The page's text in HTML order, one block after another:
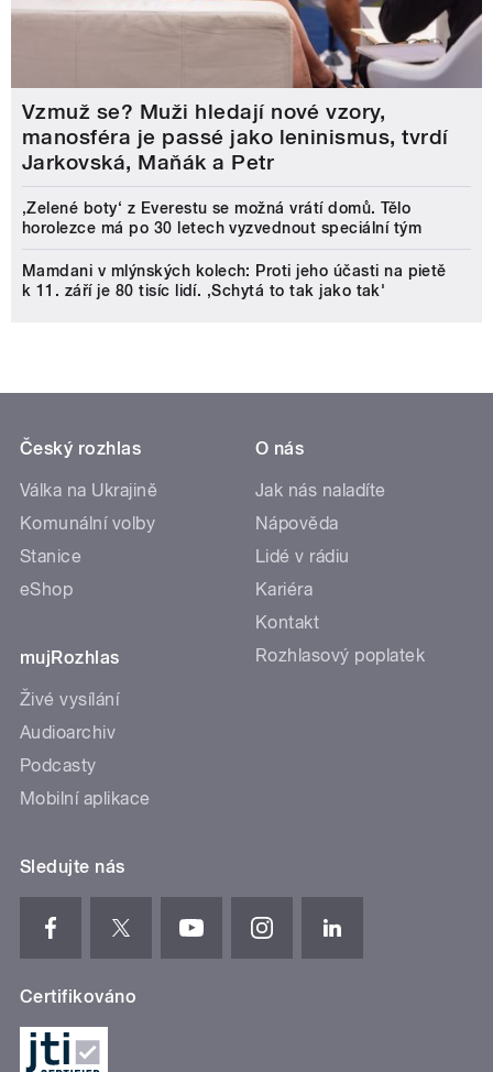
Vzmuž se? Muži hledají nové vzory,
manosféra je passé jako leninismus, tvrdí
Jarkovská, Maňák a Petr
‚Zelené boty‘ z Everestu se možná vrátí domů. Tělo
horolezce má po 30 letech vyzvednout speciální tým
Mamdani v mlýnských kolech: Proti jeho účasti na pietě
k 11. září je 80 tisíc lidí. ‚Schytá to tak jako tak'
Český rozhlas
Válka na Ukrajině
Komunální volby
Stanice
eShop
mujRozhlas
Živé vysílání
Audioarchiv
Podcasty
Mobilní aplikace
O nás
Jak nás naladíte
Nápověda
Lidé v rádiu
Kariéra
Kontakt
Rozhlasový poplatek
Sledujte nás
Certifikováno